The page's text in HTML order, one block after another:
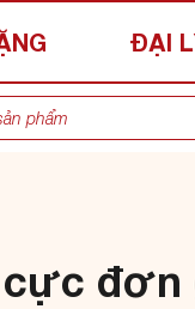
ĐẠI
đơn